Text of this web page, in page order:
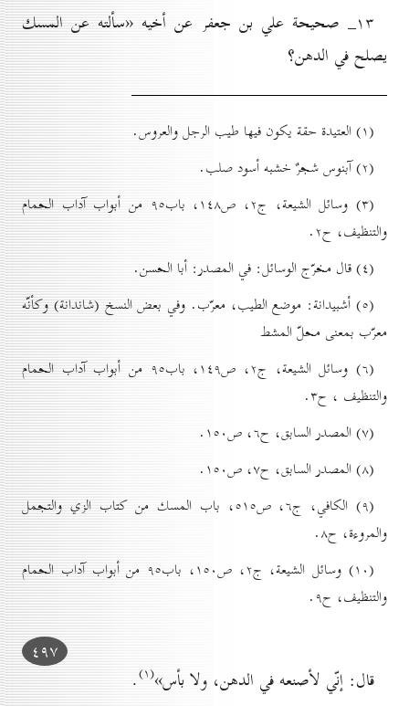
۱۳_ صحيحة علي بن جعفر عن أخيه «سألته عن المسك
يصلح في الدهن؟
(۱) العتيدة حقة يکون فيها طيب الرجل والعروس.
(۲) آبنوس شجرٌ خشبه أسود صلب.
(۳) وسائل الشيعة، ج۲، ص۱٤۸، باب۹٥ من أبواب آداب الحمام
والتنظیف، ح۲.
(٤) قال مخرّج الوسائل: في المصدر: أبا الحسن.
(٥) أشبیدانة: موضع الطيب، معرّب. وفي بعض النسخ (شاندانة) وکأنّه
معرّب بمعنی محلّ المشط
(٦) وسائل الشيعة، ج۲، ص۱٤۹، باب۹٥ من أبواب آداب الحمام
والتنظیف ، ح۳.
(۷) المصدر السابق، ح٦، ص۱٥٠.
(۸) المصدر السابق، ح۷، ص۱٥٠.
(۹) الکافي، ج٦، ص٥۱٥، باب المسك من کتاب الزي والتجمل
والمروءة، ح۸.
(۱٠) وسائل الشيعة، ج۲، ص۱٥٠، باب۹٥ من أبواب آداب الحمام
والتنظیف، ح۹.
٤۹۷
قال: إنّي لأصنعه في الدهن، ولا بأس»(۱) .